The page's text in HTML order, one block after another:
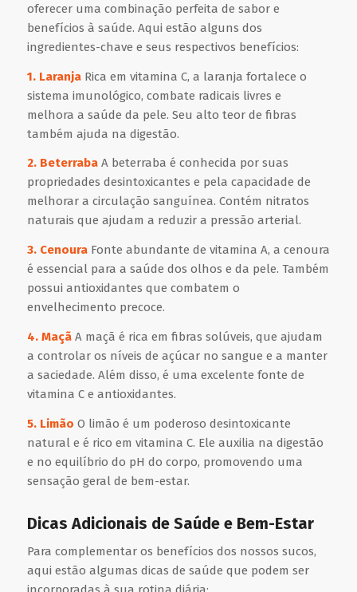
oferecer uma combinação perfeita de sabor e
benefícios à saúde. Aqui estão alguns dos
ingredientes-chave e seus respectivos benefícios:
1. LaranjaRica em vitamina C, a laranja fortalece o
sistema imunológico, combate radicais livres e
melhora a saúde da pele. Seu alto teor de fibras
também ajuda na digestão.
2. BeterrabaA beterraba é conhecida por suas
propriedades desintoxicantes e pela capacidade de
melhorar a circulação sanguínea. Contém nitratos
naturais que ajudam a reduzir a pressão arterial.
3. CenouraFonte abundante de vitamina A, a cenoura
é essencial para a saúde dos olhos e da pele. Também
possui antioxidantes que combatem o
envelhecimento precoce.
4. MaçãA maçã é rica em fibras solúveis, que ajudam
a controlar os níveis de açúcar no sangue e a manter
a saciedade. Além disso, é uma excelente fonte de
vitamina C e antioxidantes.
5. Limão O limão é um poderoso desintoxicante
natural e é rico em vitamina C. Ele auxilia na digestão
e no equilíbrio do pH do corpo, promovendo uma
sensação geral de bem-estar.
Dicas Adicionais de Saúde e Bem-Estar
Para complementar os benefícios dos nossos sucos,
aqui estão algumas dicas de saúde que podem ser